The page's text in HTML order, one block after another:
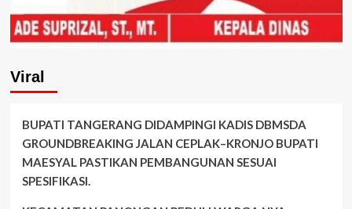
Viral
BUPATI TANGERANG DIDAMPINGI KADIS DBMSDA
GROUNDBREAKING JALAN CEPLAK–KRONJO BUPATI
MAESYAL PASTIKAN PEMBANGUNAN SESUAI
SPESIFIKASI.